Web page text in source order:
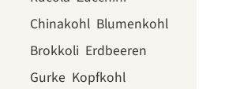
Chinakohl Blumenkohl
Brokkoli Erdbeeren
Gurke Kopfkohl